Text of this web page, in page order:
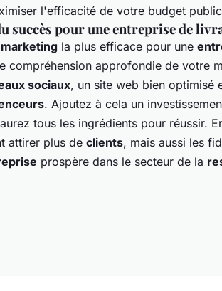
l'efficacité de votre budget
succès pour une entreprise de
la plus efficace pour une
compréhension approfondie de votre
sociaux, un site web bien optimisé
. Ajoutez à cela un
tous les ingrédients pour réussir.
attirer plus de clients, mais aussi les
prospère dans le secteur de la